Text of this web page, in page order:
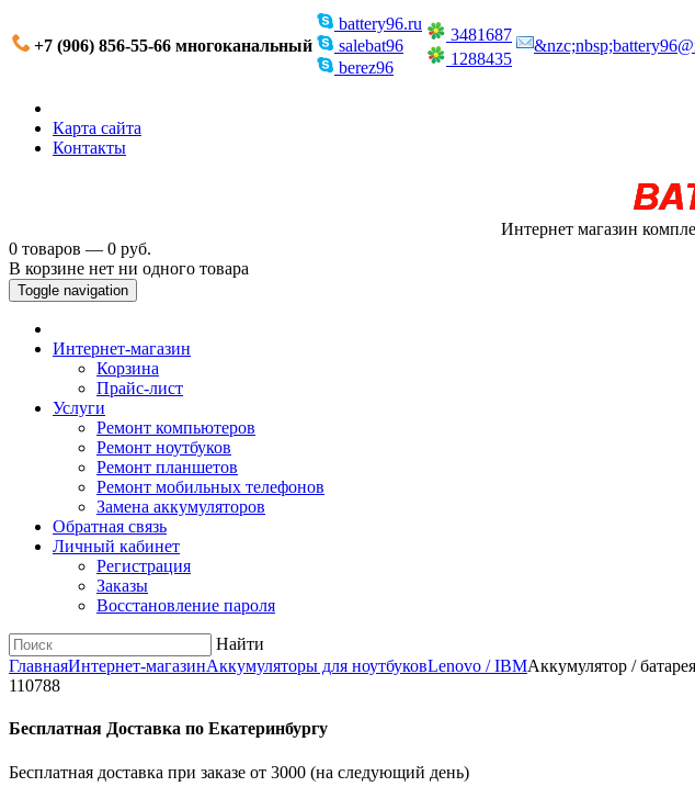
+7 (906) 856-55-66 многоканальный
battery96.ru
salebat96
berez96
3481687
1288435
Карта сайта
Контакты
Интернет магазин
0 товаров — 0 руб.
В корзине нет ни одного товара
Toggle navigation
Интернет-магазин
Корзина
Прайс-лист
Услуги
Ремонт компьютеров
Ремонт ноутбуков
Ремонт планшетов
Ремонт мобильных телефонов
Замена аккумуляторов
Обратная связь
Личный кабинет
Регистрация
Заказы
Восстановление пароля
Найти
ГлавнаяИнтернет-магазинАккумуляторы для ноутбуковLenovo / IBMАккумулятор /
110788
Бесплатная Доставка по Екатеринбургу
Бесплатная доставка при заказе от 3000 (на следующий день)